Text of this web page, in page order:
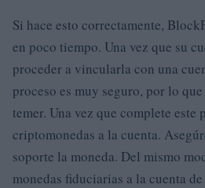
Si hace esto correctamente,
en poco tiempo. Una vez que su
proceder a vincularla con una
proceso es muy seguro, por lo
temer. Una vez que complete este
criptomonedas a la cuenta.
soporte la moneda. Del mismo
monedas fiduciarias a la cuenta